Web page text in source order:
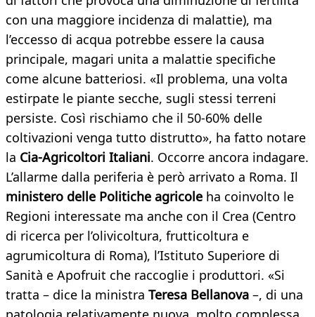
con una maggiore incidenza di malattie), ma
l’eccesso di acqua potrebbe essere la causa
principale, magari unita a malattie specifiche
come alcune batteriosi. «Il problema, una volta
estirpate le piante secche, sugli stessi terreni
persiste. Così rischiamo che il 50-60% delle
coltivazioni venga tutto distrutto», ha fatto notare
la Cia-Agricoltori Italiani. Occorre ancora indagare.
L’allarme dalla periferia è però arrivato a Roma. Il
ministero delle Politiche agricole ha coinvolto le
Regioni interessate ma anche con il Crea (Centro
di ricerca per l’olivicoltura, frutticoltura e
agrumicoltura di Roma), l’Istituto Superiore di
Sanità e Apofruit che raccoglie i produttori. «Si
tratta – dice la ministra Teresa Bellanova –, di una